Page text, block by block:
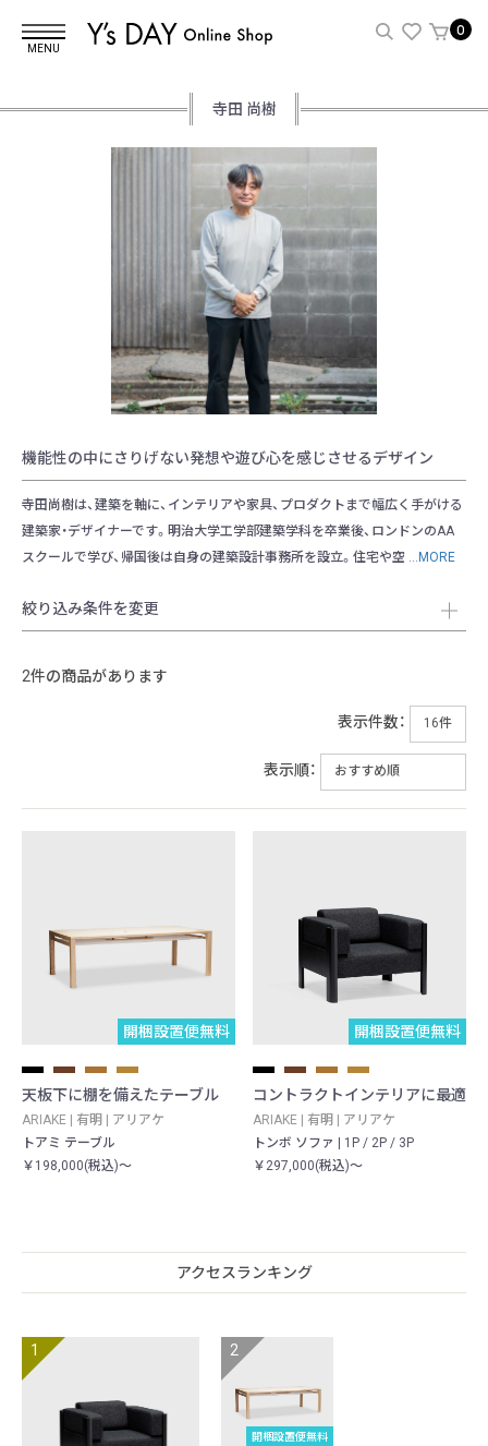
MENU
0
寺田 尚樹
機能性の中にさりげない発想や遊び心を感じさせるデザイン
寺田尚樹は、建築を軸に、インテリアや家具、プロダクトまで幅広く手がける
建築家・デザイナーです。明治大学工学部建築学科を卒業後、ロンドンのAA
スクールで学び、帰国後は自身の建築設計事務所を設立。住宅や空 ...MORE
絞り込み条件を変更
2件の商品があります
表示件数：
表示順：
開梱設置便無料
天板下に棚を備えたテーブル
ARIAKE | 有明 | アリアケ
トアミ テーブル
￥198,000(税込)～
開梱設置便無料
コントラクトインテリアに最適
ARIAKE | 有明 | アリアケ
トンボ ソファ | 1P / 2P / 3P
￥297,000(税込)～
アクセスランキング
開梱設置便無料